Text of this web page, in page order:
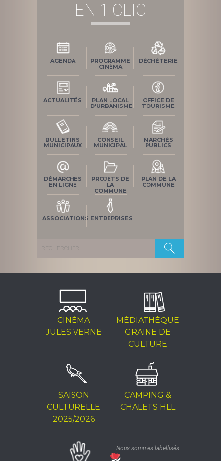
EN 1 CLIC
AGENDA
PROGRAMME
CINÉMA
DÉCHÈTERIE
ACTUALITÉS
PLAN LOCAL
D'URBANISME
OFFICE DE
TOURISME
BULLETINS
MUNICIPAUX
CONSEIL
MUNICIPAL
MARCHÉS
PUBLICS
DÉMARCHES
EN LIGNE
PROJETS DE
LA
COMMUNE
PLAN DE LA
COMMUNE
ASSOCIATIONS ENTREPRISES
Rechercher :
CINÉMA
JULES VERNE
MÉDIATHÈQUE
GRAINE DE
CULTURE
SAISON
CULTURELLE
2025/2026
CAMPING &
CHALETS HLL
Nous sommes labellisés